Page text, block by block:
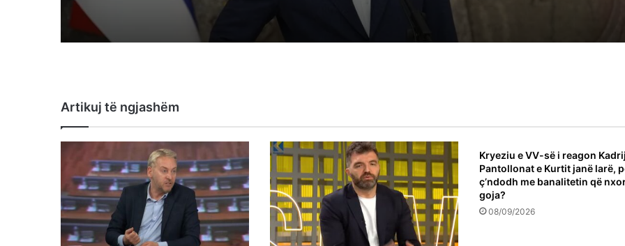
Flaka Surroi: Jemi në krizë të thellë
era zgjedhje në dhjetor
Artikuj të ngjashëm
Kryeziu e VV-së i reagon
Pantollonat e Kurtit janë larë,
ç’ndodh me banalitetin që
goja?
08/09/2026